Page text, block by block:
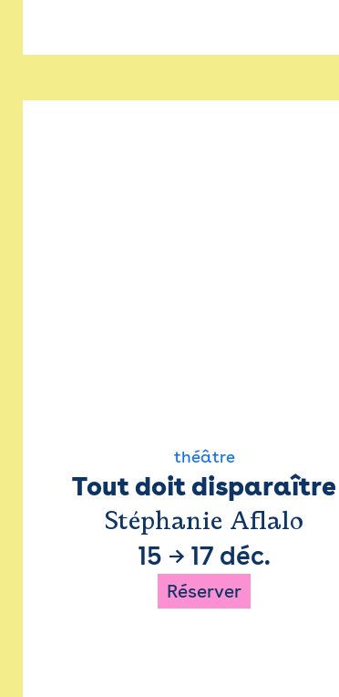
théâtre
Tout doit disparaître
Stéphanie Aflalo
15 → 17 déc.
Réserver